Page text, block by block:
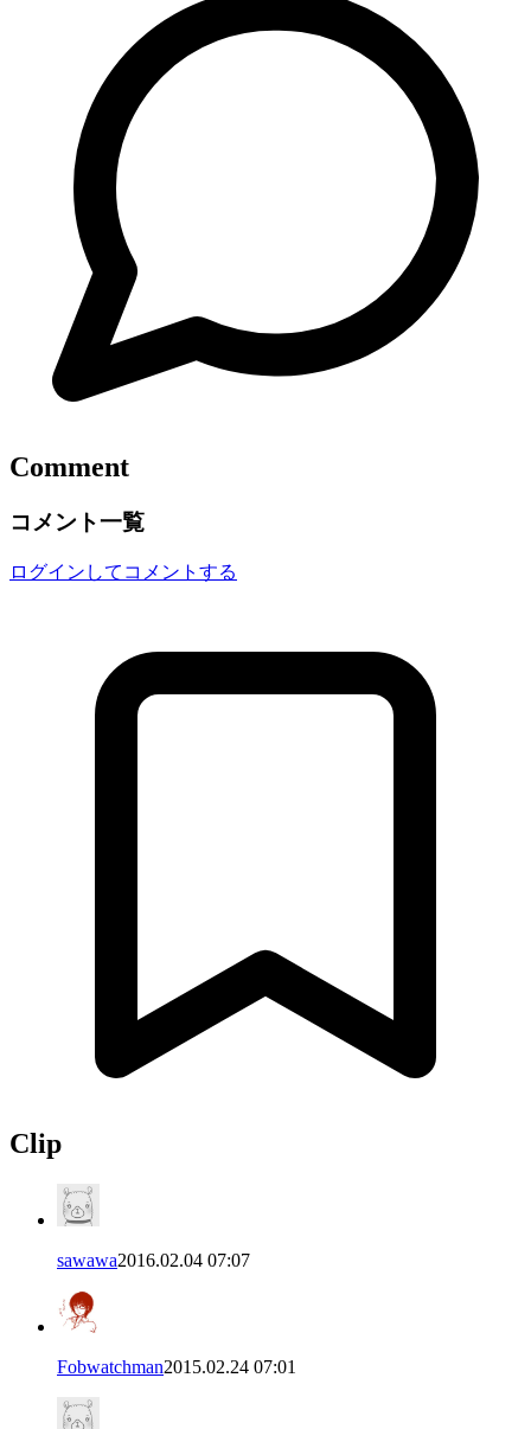
Comment
コメント一覧
ログインしてコメントする
Clip
sawawa2016.02.04 07:07
Fobwatchman2015.02.24 07:01